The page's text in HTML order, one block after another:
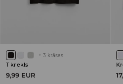
+ 3 krāsas
T krekls
9,99 EUR